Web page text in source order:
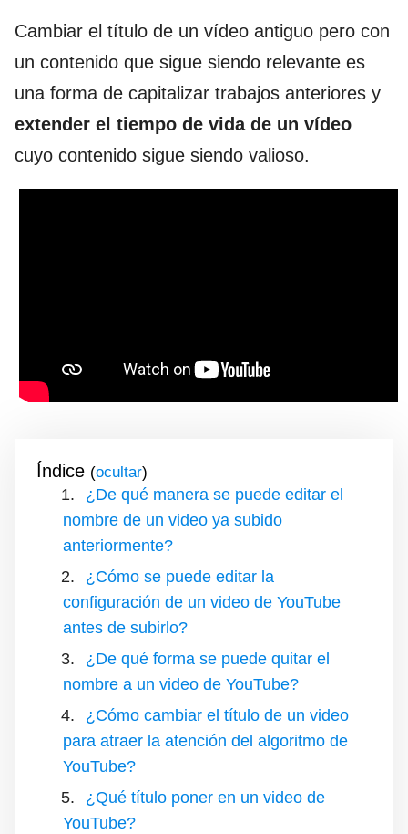
Cambiar el título de un vídeo antiguo pero con
un contenido que sigue siendo relevante es
una forma de capitalizar trabajos anteriores y
extender el tiempo de vida de un vídeo
cuyo contenido sigue siendo valioso.
Índice ( )
¿De qué manera se puede editar el
nombre de un video ya subido
anteriormente?
¿Cómo se puede editar la
configuración de un video de YouTube
antes de subirlo?
¿De qué forma se puede quitar el
nombre a un video de YouTube?
¿Cómo cambiar el título de un video
para atraer la atención del algoritmo de
YouTube?
¿Qué título poner en un video de
YouTube?